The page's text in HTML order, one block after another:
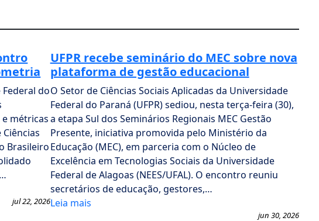
do
métricas
Brasileiro
jul 22, 2026
UFPR recebe seminário do MEC sobre nova
plataforma de gestão educacional
O Setor de Ciências Sociais Aplicadas da Universidade
Federal do Paraná (UFPR) sediou, nesta terça-feira (30),
a etapa Sul dos Seminários Regionais MEC Gestão
Presente, iniciativa promovida pelo Ministério da
Educação (MEC), em parceria com o Núcleo de
Excelência em Tecnologias Sociais da Universidade
Federal de Alagoas (NEES/UFAL). O encontro reuniu
secretários de educação, gestores,…
Leia mais
jun 30, 2026